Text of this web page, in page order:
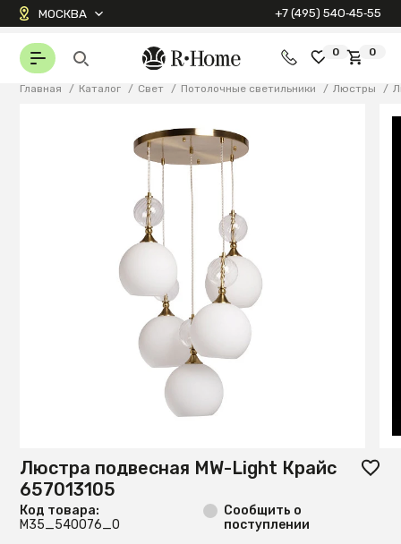
МОСКВА +7 (495) 540‑45‑55
0 0
Главная / Каталог / Свет / Потолочные светильники / Люстры /
Люстра подвесная MW-Light Крайс
657013105
Код товара:
М35_540076_0
Сообщить о
поступлении